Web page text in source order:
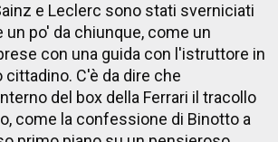
e Leclerc sono stati sverniciati
un po' da chiunque, come un
con una guida con l'istruttore in
C'è da dire che
del box della Ferrari il tracollo
come la confessione di Binotto a